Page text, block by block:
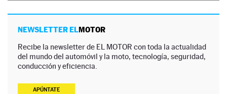
NEWSLETTER ELMOTOR
Recibe la newsletter de EL MOTOR con toda la actualidad
del mundo del automóvil y la moto, tecnología, seguridad,
conducción y eficiencia.
APÚNTATE